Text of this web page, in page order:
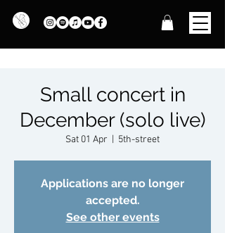
Small concert in
December (solo live)
Sat 01 Apr 5th-street
Applications are no longer
accepted.
See other events